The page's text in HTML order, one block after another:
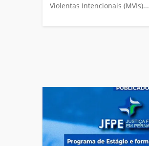
Violentas Intencionais (MVIs)...